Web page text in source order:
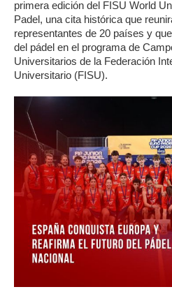
primera edición del FISU World
Padel, una cita histórica que
representantes de 20 países y
del pádel en el programa de
Universitarios de la Federación
Universitario (FISU).